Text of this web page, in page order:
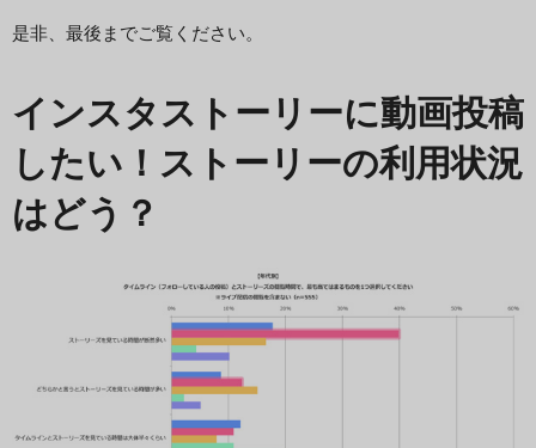
是非、最後までご覧ください。
インスタストーリーに動画投稿
したい！ストーリーの利用状況
はどう？